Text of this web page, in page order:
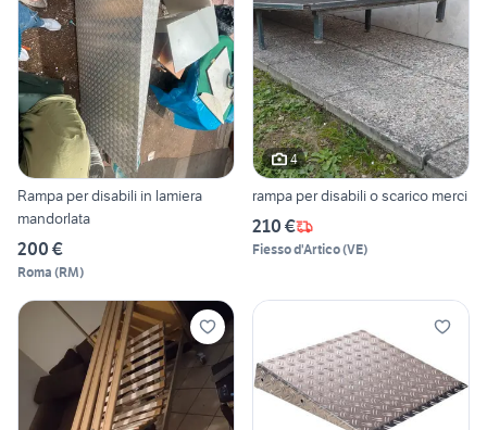
Rampa per disabili in lamiera
mandorlata
200 €
Roma (RM)
4
rampa per disabili o scarico merci
210 €
Fiesso d'Artico(VE)